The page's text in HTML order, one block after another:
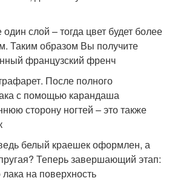
слой – тогда цвет будет более
Таким образом Вы получите
французский френч
После полного
с помощью карандаша
сторону ногтей – это также
белый краешек оформлен, а
Теперь завершающий этап:
на поверхность